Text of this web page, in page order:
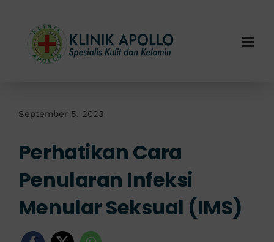
content
Layanan Kami
Info Klinik
September 5, 2023
Perhatikan Cara
Penularan Infeksi
Menular Seksual (IMS)